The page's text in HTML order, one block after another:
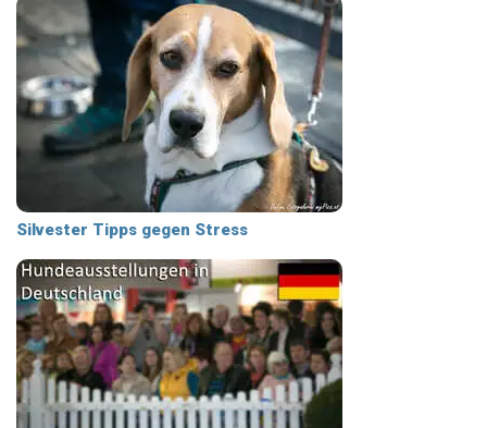
Silvester Tipps gegen Stress